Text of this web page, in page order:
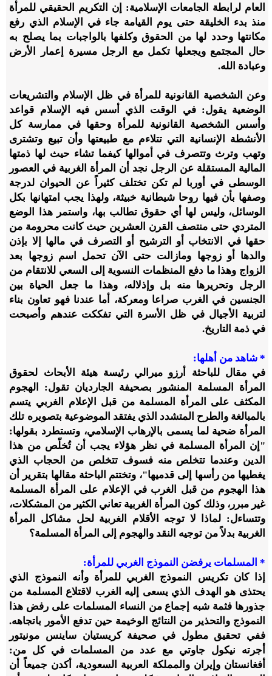
العام لرابطة الجامعات الإسلامية: إن التكريم الحقيقي للمرأة
منذ بدء الخليقة حتى يوم القيامة جاء في الإسلام الذي رفع
مكانتها وحدد لها من الحقوق وكلفها بالواجبات بما يصلح به
حال المجتمع ويجعلها تكمل مع الرجل مسيرة إعمار الأرض
وعبادة الله.
وعن الشخصية القانونية للمرأة في ظل الإسلام والتشريعات
الوضعية يقول: في الوقت الذي أسس فيه الإسلام قواعد
وأسس الشخصية القانونية للمرأة وحقها في ممارسة كل
الأنشطة الإنسانية التي تتلاءم مع طبيعتها وأن تبيع وتشترى
وتهب وترث وتتصرف في أموالها كيفما تشاء حيث لها ذمتها
المالية المستقلة عن الرجل نجد أن المرأة الغربية في العصور
الوسطى في أوربا لم تكن تختلف كثيراً عن الحيوان لدرجة
وصفها بأن فيها روحا شيطانية خبيثة، ولهذا يجب امتهانها بكل
الوسائل، وليس لها أي حقوق تطالب بها، واستمر هذا الوضع
المتردي حتى منتصف القرن العشرين حيث كانت محرومة من
حقها في الانتخاب أو الترشيح أو التصرف في مالها إلا بإذن
والدها أو زوجها ومازالت حتى الآن تحمل اسم زوجها بعد
الزواج وهذا ما دفع المنظمات النسوية إلى السعي للانتقام من
الرجل وتحريرها منه بل وإذلاله، وهذا ما جعل الحياة بين
الجنسين في الغرب صراعا ومعركة، أما عندنا فهو تعاون بناء
لتربية الأجيال في ظل الأسرة التي تفككت عندهم وأصبحت
في ذمة التاريخ.
* شاهد من أهلها:
في مقال للباحثة أرزو ميرالي رئيسة هيئة الأبحاث لحقوق
المرأة المسلمة المنشور بصحيفة الجارديان تقول: الهجوم
المكثف على المرأة المسلمة من قبل الإعلام الغربي يتسم
بالمبالغة والطرح المتشدد الذي يفتقد الموضوعية بتصويره تلك
المرأة ضحية لما يسمى بالإرهاب الإسلامي، وتستطرد بقولها:
"إن المرأة المسلمة في نظر هؤلاء يجب أن تُخلّص من هذا
الدين وعندما تتخلص منه فسوف تتخلص من الحجاب الذي
يغطيها من رأسها إلى قدميها"، وتختتم الباحثة مقالها بتقرير أن
هذا الهجوم من قبل الغرب في الإعلام على المرأة المسلمة
غير مبرر، وذلك كون المرأة الغربية تعاني الكثير من المشكلات،
وتتساءل: لماذا لا توجه الأقلام الغربية لحل مشاكل المرأة
الغربية بدلاً من توجيه النقد والهجوم إلى المرأة المسلمة؟
* المسلمات يرفضن النموذج الغربي للمرأة:
إذا كان تكريس النموذج الغربي للمرأة وأنه النموذج الذي
يحتذى هو الهدف الذي يسعى إليه الغرب لاقتلاع المسلمة من
جذورها فثمة شبه إجماع من النساء المسلمات على رفض هذا
النموذج والتحذير من النتائج الوخيمة حين تدفع الأمور باتجاهه.
ففي تحقيق مطول في صحيفة كريستيان ساينس مونيتور
أجرته نيكول جاوتي مع عدد من المسلمات في كل من:
أفغانستان وإيران والمملكة العربية السعودية، أكدن جميعاً أن